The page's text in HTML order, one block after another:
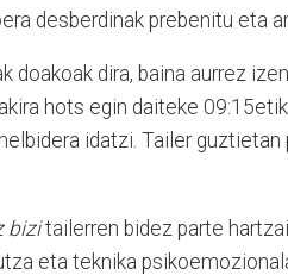
desberdinak prebenitu eta
doakoak dira, baina aurrez
hots egin daiteke
idatzi. Tailer guztietan
bizitailerren bidez parte
eta teknika